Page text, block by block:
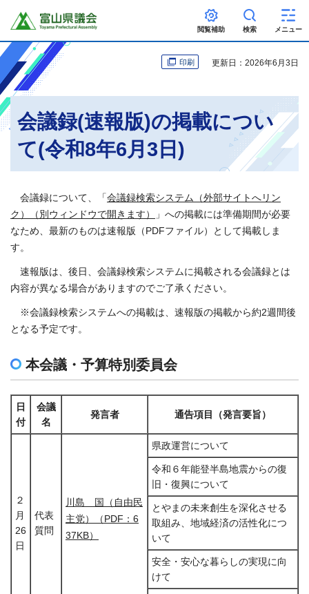
富山県議会
閲覧補助 検索 メニュー
印刷 更新日：2026年6月3日
会議録(速報版)の掲載につい
て(令和8年6月3日)
会議録について、「会議録検索システム（外部サイトへリン
ク）（別ウィンドウで開きます）
」への掲載には準備期間が必要
なため、最新のものは速報版（PDFファイル）として掲載しま
す。
速報版は、後日、会議録検索システムに掲載される会議録とは
内容が異なる場合がありますのでご了承ください。
※会議録検索システムへの掲載は、速報版の掲載から約2週間後
となる予定です。
本会議・予算特別委員会
日
付
会議
名
発言者 通告項目（発言要旨）
２
月
26
日
代表
質問
川島 国（自由民
主党）（PDF：6
37KB）
県政運営について
令和６年能登半島地震からの復
旧・復興について
とやまの未来創生を深化させる
取組み、地域経済の活性化につ
いて
安全・安心な暮らしの実現に向
けて